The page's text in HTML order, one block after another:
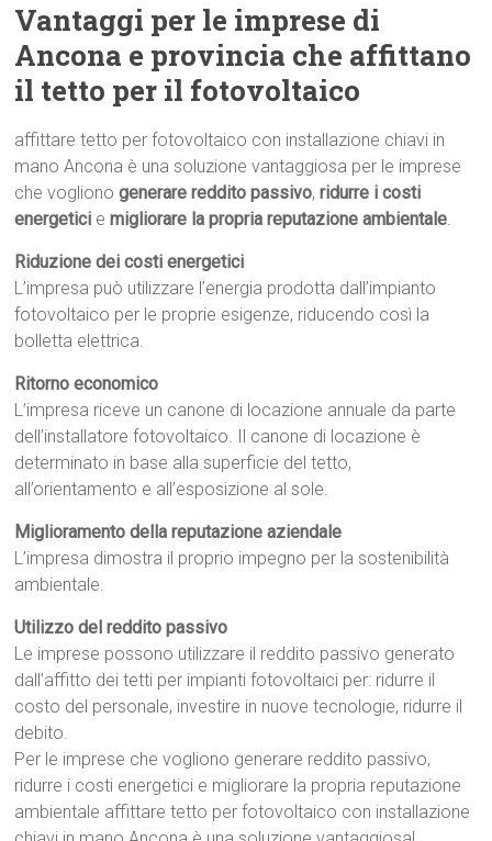
Vantaggi per le imprese di
Ancona e provincia che affittano
il tetto per il fotovoltaico
affittare tetto per fotovoltaico con installazione chiavi in
mano Ancona è una soluzione vantaggiosa per le imprese
che voglionogenerare reddito passivo,ridurre i costi
energetici emigliorare la propria reputazione ambientale.
Riduzione dei costi energetici
L’impresa può utilizzare l’energia prodotta dall’impianto
fotovoltaico per le proprie esigenze, riducendo così la
bolletta elettrica.
Ritorno economico
L’impresa riceve un canone di locazione annuale da parte
dell’installatore fotovoltaico. Il canone di locazione è
determinato in base alla superficie del tetto,
all’orientamento e all’esposizione al sole.
Miglioramento della reputazione aziendale
L’impresa dimostra il proprio impegno per la sostenibilità
ambientale.
Utilizzo del reddito passivo
Le imprese possono utilizzare il reddito passivo generato
dall’affitto dei tetti per impianti fotovoltaici per: ridurre il
costo del personale, investire in nuove tecnologie, ridurre il
debito.
Per le imprese che vogliono generare reddito passivo,
ridurre i costi energetici e migliorare la propria reputazione
ambientale affittare tetto per fotovoltaico con installazione